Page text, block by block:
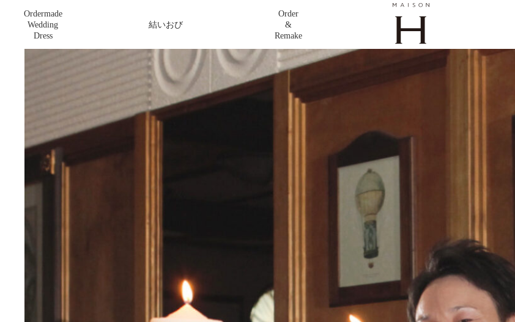
Ordermade
Wedding
Dress
結いおび
Order
&
Remake
ノースリーブAラインドレス(正面)